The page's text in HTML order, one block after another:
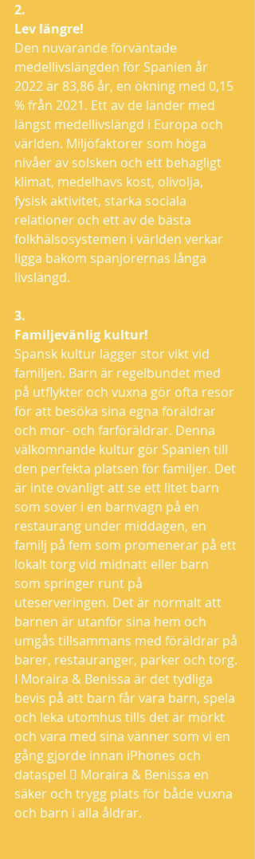
2.
Lev längre!
Den nuvarande förväntade
medellivslängden för Spanien år
2022 är 83,86 år, en ökning med 0,15
% från 2021. Ett av de länder med
längst medellivslängd i Europa och
världen. Miljöfaktorer som höga
nivåer av solsken och ett behagligt
klimat, medelhavs kost, olivolja,
fysisk aktivitet, starka sociala
relationer och ett av de bästa
folkhälsosystemen i världen verkar
ligga bakom spanjorernas långa
livslängd.
3.
Familjevänlig kultur!
Spansk kultur lägger stor vikt vid
familjen. Barn är regelbundet med
på utflykter och vuxna gör ofta resor
för att besöka sina egna föräldrar
och mor- och farföräldrar. Denna
välkomnande kultur gör Spanien till
den perfekta platsen för familjer. Det
är inte ovanligt att se ett litet barn
som sover i en barnvagn på en
restaurang under middagen, en
familj på fem som promenerar på ett
lokalt torg vid midnatt eller barn
som springer runt på
uteserveringen. Det är normalt att
barnen är utanför sina hem och
umgås tillsammans med föräldrar på
barer, restauranger, parker och torg.
I Moraira & Benissa är det tydliga
bevis på att barn får vara barn, spela
och leka utomhus tills det är mörkt
och vara med sina vänner som vi en
gång gjorde innan iPhones och
dataspel  Moraira & Benissa en
säker och trygg plats för både vuxna
och barn i alla åldrar.